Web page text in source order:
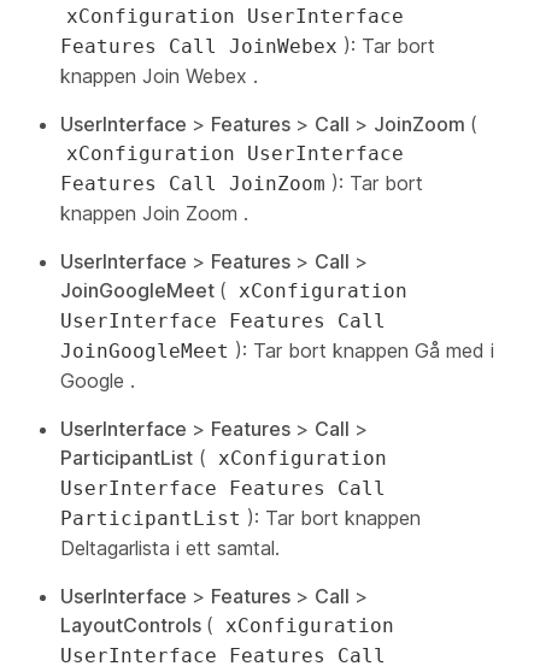
xConfiguration UserInterface
Features Call JoinWebex ): Tar bort
knappen Join Webex .
UserInterface > Features > Call > JoinZoom (
xConfiguration UserInterface
Features Call JoinZoom ): Tar bort
knappen Join Zoom .
UserInterface > Features > Call >
JoinGoogleMeet (
xConfiguration
UserInterface Features Call
JoinGoogleMeet ): Tar bort knappen Gå med i
Google .
UserInterface > Features > Call >
ParticipantList (
xConfiguration
UserInterface Features Call
ParticipantList ): Tar bort knappen
Deltagarlista i ett samtal.
UserInterface > Features > Call >
LayoutControls (
xConfiguration
UserInterface Features Call